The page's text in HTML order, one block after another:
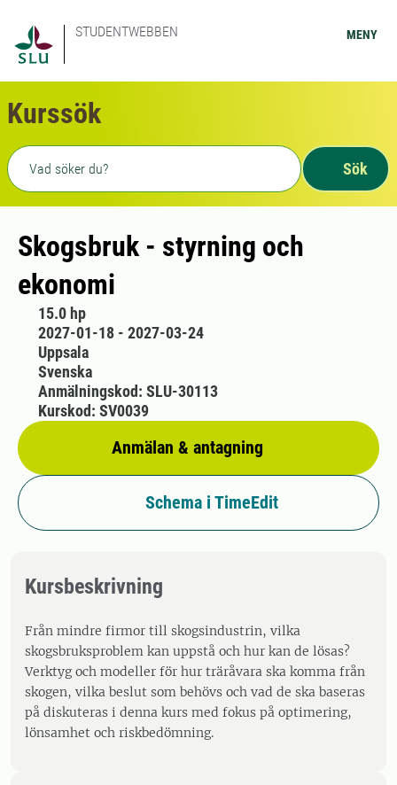
STUDENTWEBBEN MENY
Kurssök
Fritext sökning
Sök
Skogsbruk - styrning och
ekonomi
15.0 hp
2027-01-18 - 2027-03-24
Uppsala
Svenska
Anmälan & antagning
Anmälningskod: SLU-30113
Kurskod: SV0039
Schema i TimeEdit
Kursbeskrivning
Från mindre firmor till skogsindustrin, vilka
skogsbruksproblem kan uppstå och hur kan de lösas?
Verktyg och modeller för hur träråvara ska komma från
skogen, vilka beslut som behövs och vad de ska baseras
på diskuteras i denna kurs med fokus på optimering,
lönsamhet och riskbedömning.